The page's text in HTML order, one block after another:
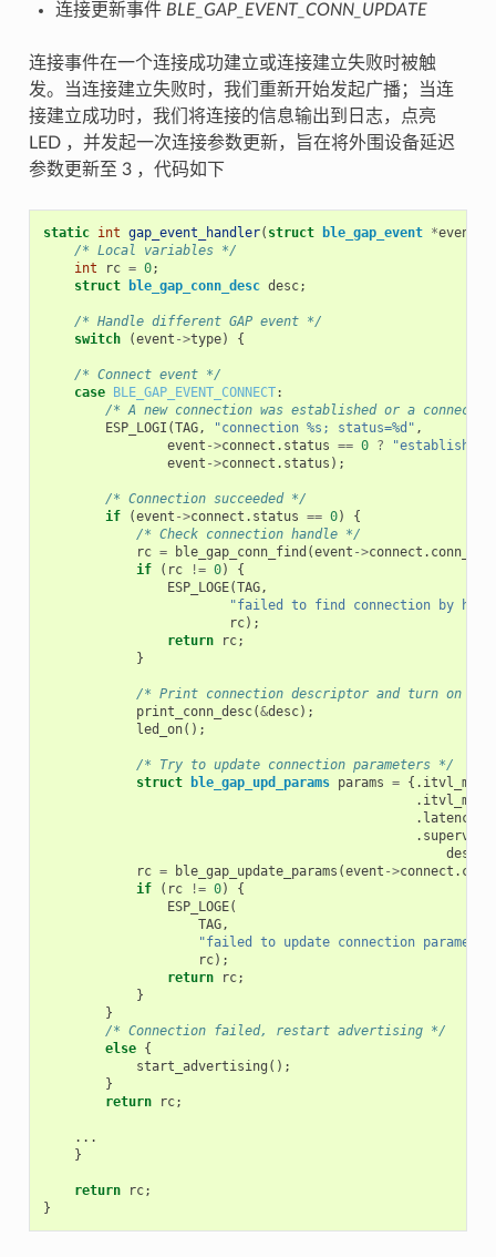
连接更新事件 BLE_GAP_EVENT_CONN_UPDATE
连接事件在一个连接成功建立或连接建立失败时被触
发。当连接建立失败时，我们重新开始发起广播；当连
接建立成功时，我们将连接的信息输出到日志，点亮
LED ，并发起一次连接参数更新，旨在将外围设备延迟
参数更新至 3 ，代码如下
static int gap_event_handler( struct ble_gap_event *event
/* Local variables */
int
rc = 0;
struct
ble_gap_conn_desc desc;
/* Handle different GAP event */
switch
(event ->type) {
/* Connect event */
case
BLE_GAP_EVENT_CONNECT:
/* A new connection was established or a
ESP_LOGI (TAG, "connection %s; status=%d" ,
event ->connect . status == 0 ?
"established"
event ->connect . status );
/* Connection succeeded */
if
(event ->connect . status == 0)
{
/* Check connection handle */
rc = ble_gap_conn_find (event ->connect .
if
( rc != 0)
{
ESP_LOGE(TAG,
"failed to find connection by
rc);
return
rc;
}
/* Print connection descriptor and turn on the
print_conn_desc(&desc);
led_on();
/* Try to update connection parameters */
struct
ble_gap_upd_params params = {. itvl_min
. itvl_max
. latency
.
desc
rc = ble_gap_update_params (event ->connect .
if
( rc != 0)
{
ESP_LOGE(
TAG,
"failed to update connection
rc);
return
rc;
}
}
/* Connection failed, restart advertising */
else {
start_advertising ();
}
return
rc;
...
}
return rc;
}